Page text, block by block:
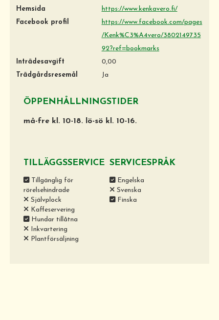
Hemsida
https://www.kenkavero.fi/
Facebook profil
https://www.facebook.com/pages
/Kenk%C3%A4vero/3802149735
92?ref=bookmarks
Inträdesavgift
0,00
Trädgårdsresemål
Ja
ÖPPENHÅLLNINGSTIDER
må-fre kl. 10-18. lö-sö kl. 10-16.
TILLÄGGSSERVICE
Tillgänglig för
rörelsehindrade
Självplock
Kaffeservering
Hundar tillåtna
Inkvartering
Plantförsäljning
SERVICESPRÅK
Engelska
Svenska
Finska